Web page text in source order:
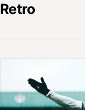
Retro